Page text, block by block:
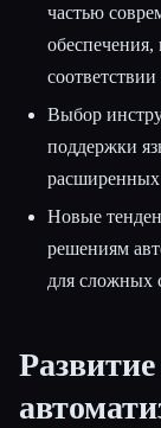
частью
обеспечения,
Выбор
поддержки
расширенных
Новые
решениям
для сложных